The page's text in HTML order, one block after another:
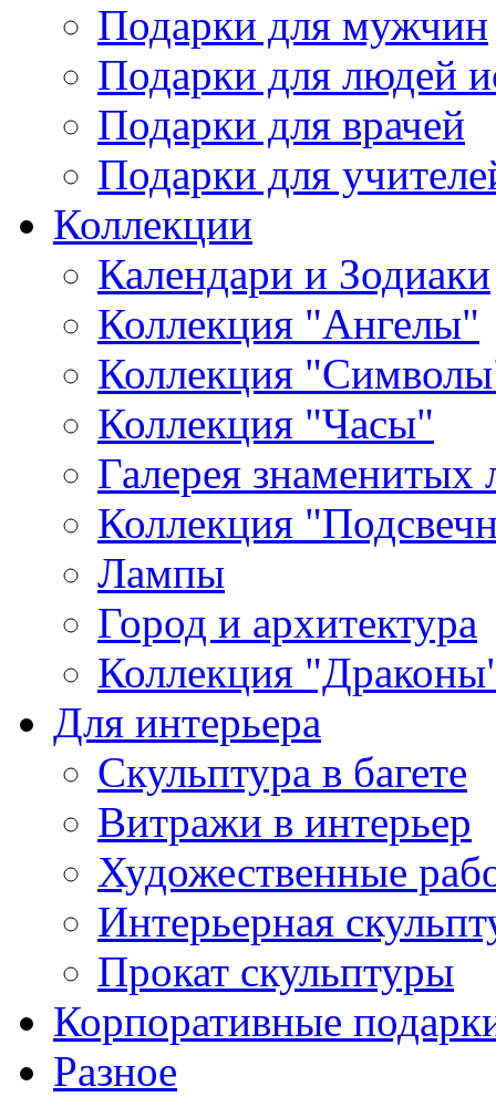
Подарки для мужчин
Подарки для людей
Подарки для врачей
Подарки для
Коллекции
Календари и Зодиаки
Коллекция "Ангелы"
Коллекция
Коллекция "Часы"
Галерея знаменитых
Коллекция
Лампы
Город и архитектура
Коллекция
Для интерьера
Скульптура в багете
Витражи в интерьер
Художественные
Интерьерная
Прокат скульптуры
Корпоративные
Разное